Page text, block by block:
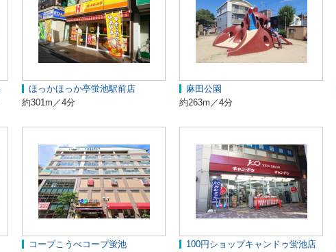
ほっかほっか亭蛍池駅前店
約301m／4分
麻田公園
約263m／4分
コープこうべコープ蛍池
100円ショップキャンドゥ蛍池店